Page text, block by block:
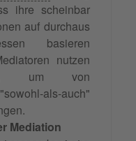
ihre scheinbar
auf durchaus
basieren
nutzen
um von
als-auch"
Mediation